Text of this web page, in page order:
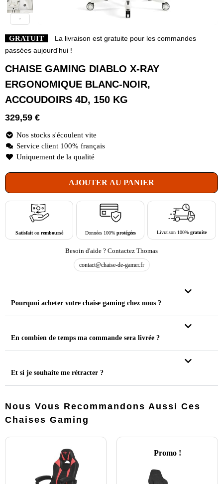
GRATUIT
La livraison est gratuite pour les commandes
passées aujourd'hui !
CHAISE GAMING DIABLO X-RAY
ERGONOMIQUE BLANC-NOIR,
ACCOUDOIRS 4D, 150 KG
329,59 €
Nos stocks s'écoulent vite
Service client 100% français
Uniquement de la qualité
AJOUTER AU PANIER
Satisfaitou remboursé Données 100% protégées Livraison 100%gratuite
Besoin d'aide ? Contactez Thomas
contact@chaise-de-gamer.fr
Pourquoi acheter votre chaise gaming chez nous ?
En combien de temps ma commande sera livrée ?
Et si je souhaite me rétracter ?
Nous Vous Recommandons Aussi Ces
Chaises Gaming
Promo !